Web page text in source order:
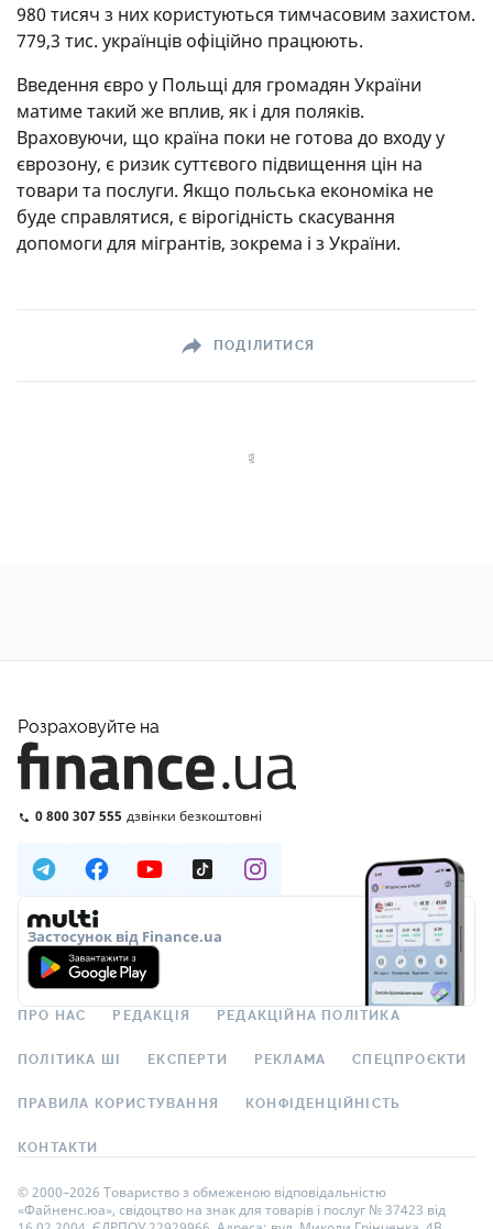
980 тисяч з них користуються тимчасовим захистом.
779,3 тис. українців офіційно працюють.
Введення євро у Польщі для громадян України
матиме такий же вплив, як і для поляків.
Враховуючи, що країна поки не готова до входу у
єврозону, є ризик суттєвого підвищення цін на
товари та послуги. Якщо польська економіка не
буде справлятися, є вірогідність скасування
допомоги для мігрантів, зокрема і з України.
ПОДІЛИТИСЯ
Розраховуйте на
0 800 307 555 дзвінки безкоштовні
Застосунок від Finance.ua
ПРО НАС РЕДАКЦІЯ РЕДАКЦІЙНА ПОЛІТИКА
ПОЛІТИКА ШІ ЕКСПЕРТИ РЕКЛАМА СПЕЦПРОЄКТИ
ПРАВИЛА КОРИСТУВАННЯ КОНФІДЕНЦІЙНІСТЬ
КОНТАКТИ
© 2000–2026 Товариство з обмеженою відповідальністю
«Файненс.юа», свідоцтво на знак для товарів і послуг № 37423 від